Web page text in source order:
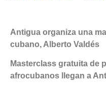
Antigua organiza una
cubano, Alberto Valdés
Masterclass gratuita de
afrocubanos llegan a